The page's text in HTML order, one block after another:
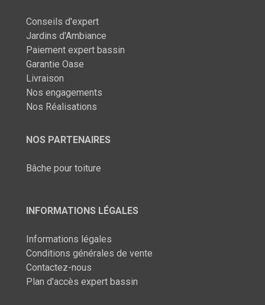
Conseils d'expert
Jardins d'Ambiance
Paiement expert bassin
Garantie Oase
Livraison
Nos engagements
Nos Réalisations
NOS PARTENAIRES
Bâche pour toiture
INFORMATIONS LÉGALES
Informations légales
Conditions générales de vente
Contactez-nous
Plan d'accès expert bassin